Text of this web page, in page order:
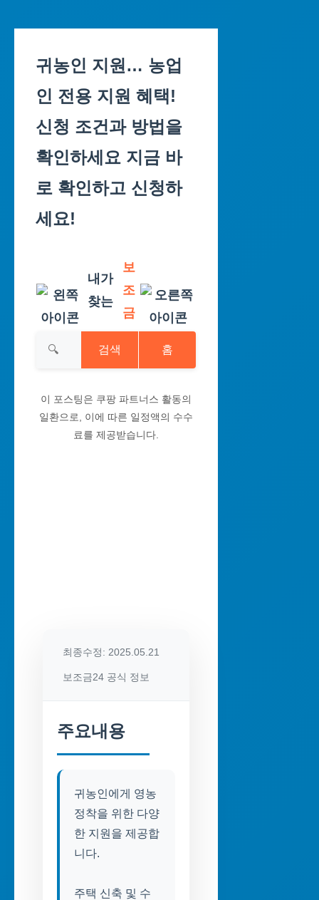
content
귀농인 지원… 농업
인 전용 지원 혜택!
신청 조건과 방법을
확인하세요 지금 바
로 확인하고 신청하
세요!
내가
찾는
보
조
금
검색 홈
이 포스팅은 쿠팡 파트너스 활동의
일환으로, 이에 따른 일정액의 수수
료를 제공받습니다.
최종수정: 2025.05.21
보조금24 공식 정보
주요내용
귀농인에게 영농
정착을 위한 다양
한 지원을 제공합
니다.
주택 신축 및 수